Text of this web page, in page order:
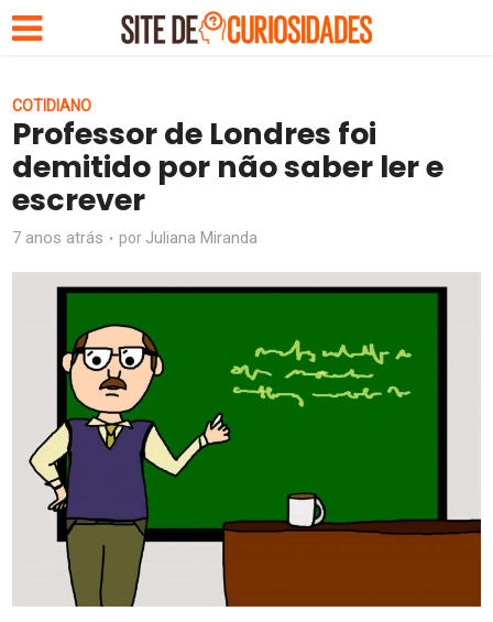
COTIDIANO
Professor de Londres foi
demitido por não saber ler e
escrever
7 anos atrás por Juliana Miranda